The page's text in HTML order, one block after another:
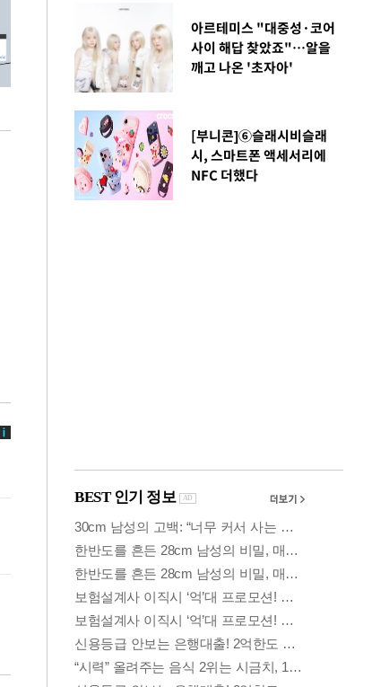
아르테미스 "대중성·코어
사이 해답 찾았죠"…알을
깨고 나온 '초자아'
[부니콘]⑥슬래시비슬래
시, 스마트폰 액세서리에
NFC 더했다